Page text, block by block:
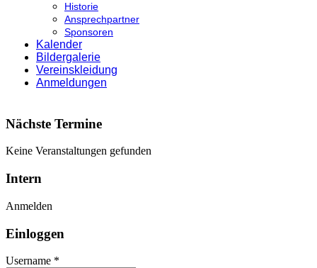
Historie
Ansprechpartner
Sponsoren
Kalender
Bildergalerie
Vereinskleidung
Anmeldungen
Nächste Termine
Keine Veranstaltungen gefunden
Intern
Anmelden
Einloggen
Username *